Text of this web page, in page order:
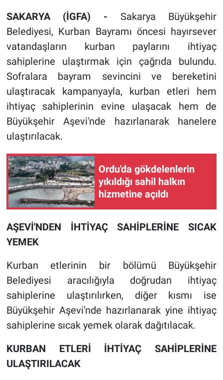
SAKARYA (İGFA) - Sakarya Büyükşehir
Belediyesi, Kurban Bayramı öncesi hayırsever
vatandaşların kurban paylarını ihtiyaç
sahiplerine ulaştırmak için çağrıda bulundu.
Sofralara bayram sevincini ve bereketini
ulaştıracak kampanyayla, kurban etleri hem
ihtiyaç sahiplerinin evine ulaşacak hem de
Büyükşehir Aşevi'nde hazırlanarak hanelere
ulaştırılacak.
Ordu'da gökdelenlerin
yıkıldığı sahil halkın
hizmetine açıldı
AŞEVİ'NDEN İHTİYAÇ SAHİPLERİNE SICAK
YEMEK
Kurban etlerinin bir bölümü Büyükşehir
Belediyesi aracılığıyla doğrudan ihtiyaç
sahiplerine ulaştırılırken, diğer kısmı ise
Büyükşehir Aşevi'nde hazırlanarak yine ihtiyaç
sahiplerine sıcak yemek olarak dağıtılacak.
KURBAN ETLERİ İHTİYAÇ SAHİPLERİNE
ULAŞTIRILACAK